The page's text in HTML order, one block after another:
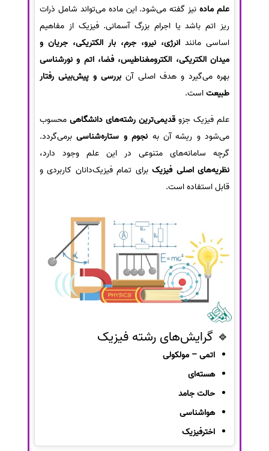
علم مادهنیز گفته می‌شود. این ماده می‌تواند شامل ذرات
ریز اتم باشد یا اجرام بزرگ آسمانی. فیزیک از مفاهیم
اساسی مانند انرژی، نیرو، جرم، بار الکتریکی، جریان و
میدان الکتریکی، الکترومغناطیس، فضا، اتم و نورشناسی
بهره می‌گیرد و هدف اصلی آن بررسی و پیش‌بینی رفتار
طبیعتاست.
علم فیزیک جزوقدیمی‌ترین رشته‌های دانشگاهی محسوب
می‌شود و ریشه آن به نجوم و ستاره‌شناسیبرمی‌گردد.
گرچه سامانه‌های متنوعی در این علم وجود دارد،
نظریه‌های اصلی فیزیکبرای تمام فیزیک‌دانان کاربردی و
قابل استفاده است.
🔹 گرایش‌های رشته فیزیک
اتمی – مولکولی
هسته‌ای
حالت جامد
هواشناسی
اخترفیزیک